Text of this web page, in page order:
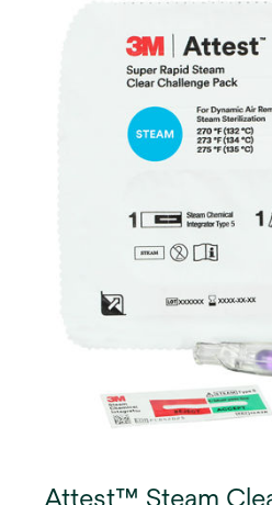
indikaattorin (BI) ja
tarkastelun ennen ja jälkeen
Attest™ Steam